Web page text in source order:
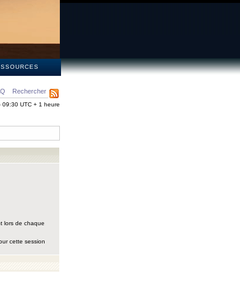
Rechercher
09:30 UTC + 1 heure
lors de chaque
cette session